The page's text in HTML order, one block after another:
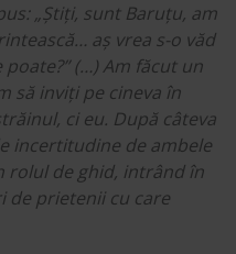
„Știți, sunt Baruțu, am
aș vrea s-o văd
(…) Am făcut un
să inviți pe cineva în
ci eu. După câteva
incertitudine de ambele
rolul de ghid, intrând în
de prietenii cu care